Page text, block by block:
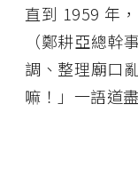
直到 1959 年
（鄭耕亞總幹
調、整理廟口
嘛！」一語道